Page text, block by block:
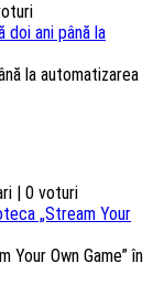
ani până la
la automatizarea
| 0 voturi
„Stream Your
Your Own Game” în